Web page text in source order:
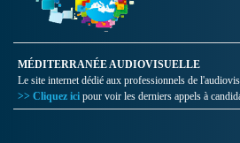
MÉDITERRANÉE AUDIOVISUELLE
Le site internet dédié aux professionnels de
>> Cliquez ici pour voir les derniers appels à